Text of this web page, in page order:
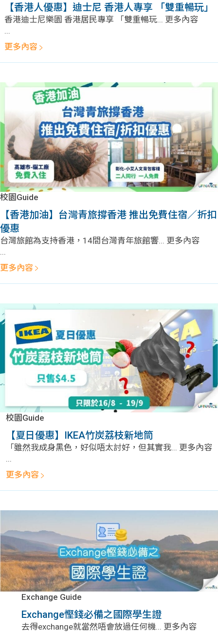
【香港人優惠】迪士尼 香港人專享 「雙重暢玩」
香港迪士尼樂園 香港居民專享 「雙重暢玩... 更多內容
...
更多內容
校園Guide
【香港加油】台灣青旅撐香港 推出免費住宿／折扣
優惠
台灣旅館為支持香港，14間台灣青年旅館響... 更多內容
...
更多內容
校園Guide
【夏日優惠】IKEA竹炭荔枝新地筒
「雖然我成身黑色，好似唔太討好，但其實我... 更多內容
...
更多內容
Exchange Guide
Exchange慳錢必備之國際學生證
去得exchange就當然唔會放過任何機... 更多內容